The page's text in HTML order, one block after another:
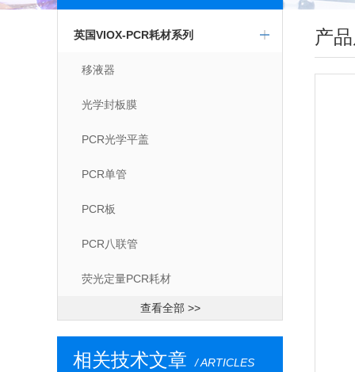
英国VIOX-PCR耗材系列
移液器
光学封板膜
PCR光学平盖
PCR单管
PCR板
PCR八联管
荧光定量PCR耗材
查看全部 >>
相关技术文章 / ARTICLES
产